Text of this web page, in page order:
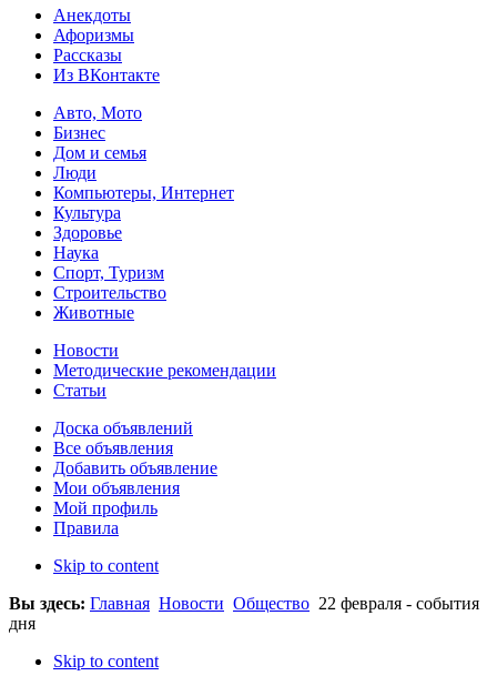
Анекдоты
Афоризмы
Рассказы
Из ВКонтакте
Авто, Мото
Бизнес
Дом и семья
Люди
Компьютеры, Интернет
Культура
Здоровье
Наука
Спорт, Туризм
Строительство
Животные
Новости
Методические рекомендации
Статьи
Доска объявлений
Все объявления
Добавить объявление
Мои объявления
Мой профиль
Правила
Skip to content
Вы здесь: Главная Новости Общество 22 февраля - события
дня
Skip to content